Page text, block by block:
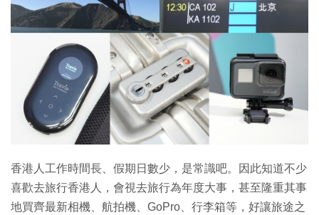
生成式AI與雲端應用
Enterprise Digital Transformation
香港人工作時間長、假期日數少，是常識吧。因此知道不少
喜歡去旅行香港人，會視去旅行為年度大事，甚至隆重其事
地買齊最新相機、航拍機、GoPro、行李箱等，好讓旅途之